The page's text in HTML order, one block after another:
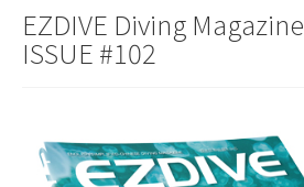
杂志
精品
EZDIVE Diving Magazine
ISSUE #102